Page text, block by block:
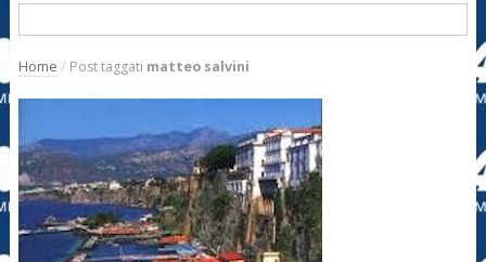
Home / Post taggati matteo salvini